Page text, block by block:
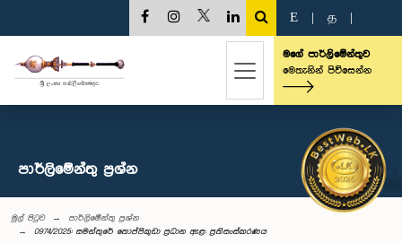
E த
මගේ පාර්ලිමේන්තුව
මෙතැනින් පිවිසෙන්න
පාර්ලි‌මේන්තු‌ ප්‍රශ්න
මුල් පිටුව
පාර්ලි‌මේන්තු‌ ප්‍රශ්න
0974/2025: සමන්තුරේ තොප්පිකුඩා ප්‍රධාන ඇළ: ප්‍රතිසංස්කරණය